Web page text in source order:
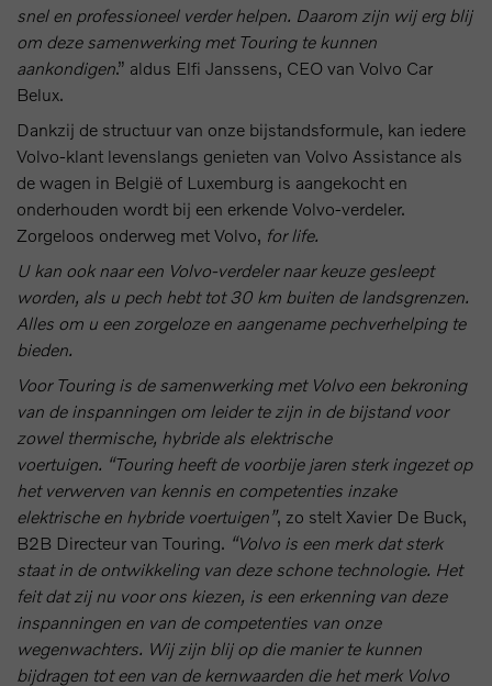
snel en professioneel verder helpen. Daarom zijn wij erg blij
om deze samenwerking met Touring te kunnen
aankondigen.” aldus Elfi Janssens, CEO van Volvo Car
Belux.
Dankzij de structuur van onze bijstandsformule, kan iedere
Volvo-klant levenslangs genieten van Volvo Assistance als
de wagen in België of Luxemburg is aangekocht en
onderhouden wordt bij een erkende Volvo-verdeler.
Zorgeloos onderweg met Volvo, for life.
U kan ook naar een Volvo-verdeler naar keuze gesleept
worden, als u pech hebt tot 30 km buiten de landsgrenzen.
Alles om u een zorgeloze en aangename pechverhelping te
bieden.
Voor Touring is de samenwerking met Volvo een bekroning
van de inspanningen om leider te zijn in de bijstand voor
zowel thermische, hybride als elektrische
voertuigen. “Touring heeft de voorbije jaren sterk ingezet op
het verwerven van kennis en competenties inzake
elektrische en hybride voertuigen”, zo stelt Xavier De Buck,
B2B Directeur van Touring. “Volvo is een merk dat sterk
staat in de ontwikkeling van deze schone technologie. Het
feit dat zij nu voor ons kiezen, is een erkenning van deze
inspanningen en van de competenties van onze
wegenwachters. Wij zijn blij op die manier te kunnen
bijdragen tot een van de kernwaarden die het merk Volvo